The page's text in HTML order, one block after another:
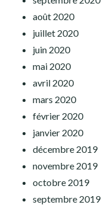
août 2020
juillet 2020
juin 2020
mai 2020
avril 2020
mars 2020
février 2020
janvier 2020
décembre 2019
novembre 2019
octobre 2019
septembre 2019